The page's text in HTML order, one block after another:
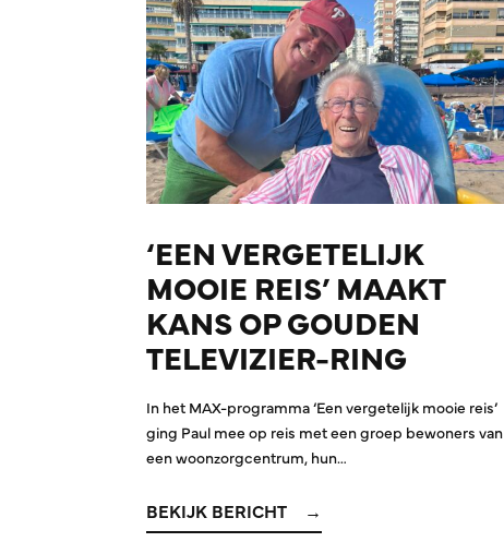
‘EEN VERGETELIJK
MOOIE REIS’ MAAKT
KANS OP GOUDEN
TELEVIZIER-RING
In het MAX-programma ‘Een vergetelijk mooie reis’
ging Paul mee op reis met een groep bewoners van
een woonzorgcentrum, hun…
BEKIJK BERICHT